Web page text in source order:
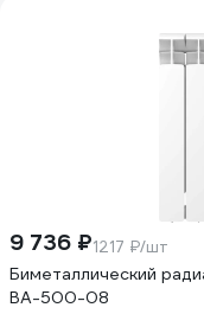
9 736 ₽1217 ₽/шт
Биметаллический
BA-500-08